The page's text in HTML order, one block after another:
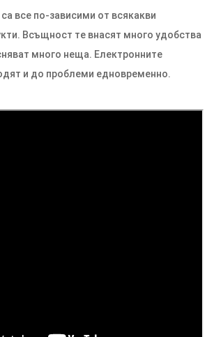
все по-зависими от всякакви
Всъщност те внасят много удобства
много неща. Електронните
и до проблеми едновременно.